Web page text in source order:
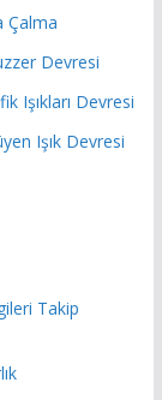
Çalma
Devresi
Işıkları Devresi
Işık Devresi
Takip